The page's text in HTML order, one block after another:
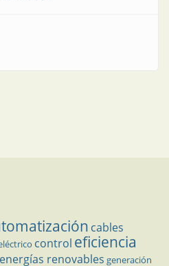
usos de sensores de proximidad en la
cables
control eficiencia
energías renovables generación